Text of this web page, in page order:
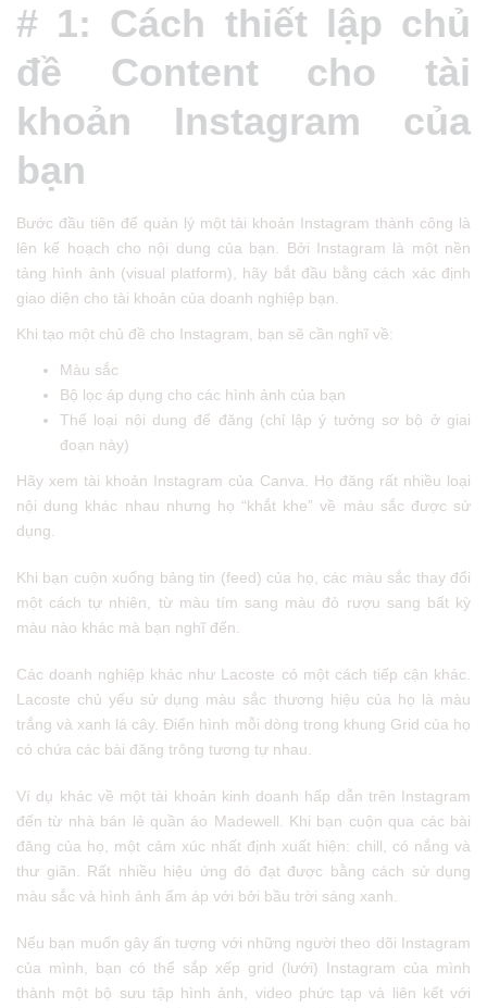
# 1: Cách thiết lập chủ
đề Content cho tài
khoản Instagram của
bạn
Bước đầu tiên để quản lý một tài khoản Instagram thành công là
lên kế hoạch cho nội dung của bạn. Bởi Instagram là một nền
tảng hình ảnh (visual platform), hãy bắt đầu bằng cách xác định
giao diện cho tài khoản của doanh nghiệp bạn.
Khi tạo một chủ đề cho Instagram, bạn sẽ cần nghĩ về:
Màu sắc
Bộ lọc áp dụng cho các hình ảnh của bạn
Thể loại nội dung để đăng (chỉ lập ý tưởng sơ bộ ở giai
đoạn này)
Hãy xem tài khoản Instagram của Canva. Họ đăng rất nhiều loại
nội dung khác nhau nhưng họ “khắt khe” về màu sắc được sử
dụng.
Khi bạn cuộn xuống bảng tin (feed) của họ, các màu sắc thay đổi
một cách tự nhiên, từ màu tím sang màu đỏ rượu sang bất kỳ
màu nào khác mà bạn nghĩ đến.
Các doanh nghiệp khác như Lacoste có một cách tiếp cận khác.
Lacoste chủ yếu sử dụng màu sắc thương hiệu của họ là màu
trắng và xanh lá cây. Điển hình mỗi dòng trong khung Grid của họ
có chứa các bài đăng trông tương tự nhau.
Ví dụ khác về một tài khoản kinh doanh hấp dẫn trên Instagram
đến từ nhà bán lẻ quần áo Madewell. Khi bạn cuộn qua các bài
đăng của họ, một cảm xúc nhất định xuất hiện: chill, có nắng và
thư giãn. Rất nhiều hiệu ứng đó đạt được bằng cách sử dụng
màu sắc và hình ảnh ấm áp với bởi bầu trời sáng xanh.
Nếu bạn muốn gây ấn tượng với những người theo dõi Instagram
của mình, bạn có thể sắp xếp grid (lưới) Instagram của mình
thành một bộ sưu tập hình ảnh, video phức tạp và liên kết với